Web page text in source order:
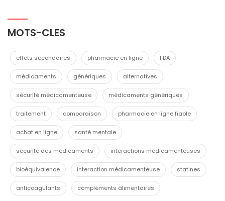
MOTS-CLES
effets secondaires pharmacie en ligne FDA
médicaments génériques alternatives
sécurité médicamenteuse médicaments génériques
traitement comparaison pharmacie en ligne fiable
achat en ligne santé mentale
sécurité des médicaments interactions médicamenteuses
bioéquivalence interaction médicamenteuse statines
anticoagulants compléments alimentaires